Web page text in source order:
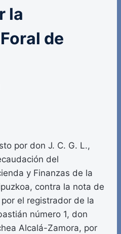
la
de
por don J. C. G. L.,
del
y Finanzas de la
contra la nota de
el registrador de la
número 1, don
Alcalá-Zamora, por